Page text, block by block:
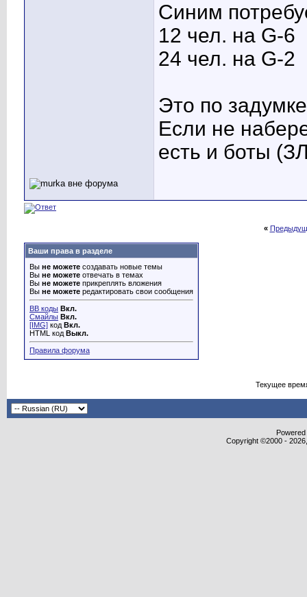
Синим
12 чел. на G-6
24 чел. на G-2
Это по
Если не
есть и боты
«
Ваши права в разделе
Вы не можете создавать новые темы
Вы не можете отвечать в темах
Вы не можете прикреплять вложения
Вы не можете редактировать свои сообщения
BB коды Вкл.
Смайлы Вкл.
[IMG] код Вкл.
HTML код Выкл.
Правила форума
Текущее
Copyright ©2000 -